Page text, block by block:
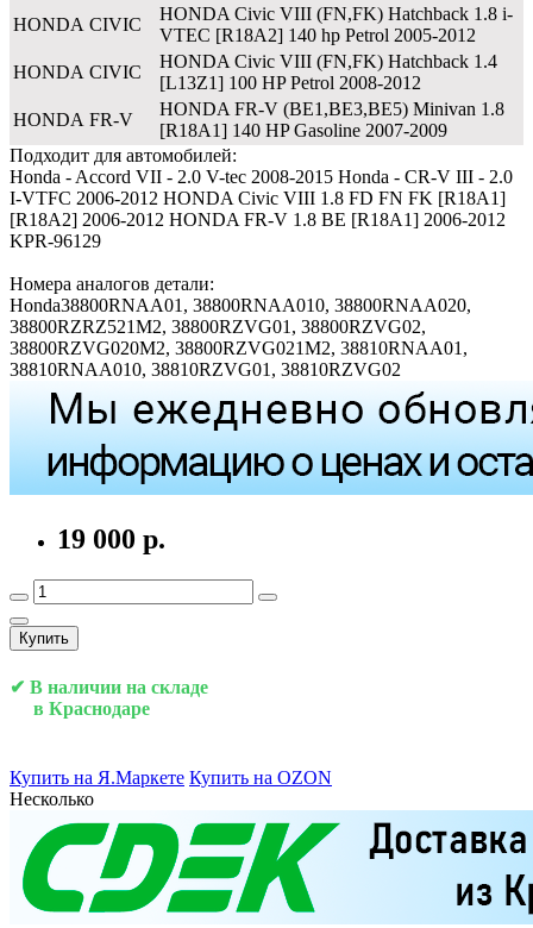
HONDA CIVIC
HONDA Civic VIII (FN,FK) Hatchback 1.8 i-
VTEC [R18A2] 140 hp Petrol 2005-2012
HONDA CIVIC
HONDA Civic VIII (FN,FK) Hatchback 1.4
[L13Z1] 100 HP Petrol 2008-2012
HONDA FR-V
HONDA FR-V (BE1,BE3,BE5) Minivan 1.8
[R18A1] 140 HP Gasoline 2007-2009
Подходит для автомобилей:
Honda - Accord VII - 2.0 V-tec 2008-2015 Honda - CR-V III - 2.0
I-VTFC 2006-2012 HONDA Civic VIII 1.8 FD FN FK [R18A1]
[R18A2] 2006-2012 HONDA FR-V 1.8 BE [R18A1] 2006-2012
KPR-96129
Номера аналогов детали:
Honda38800RNAA01, 38800RNAA010, 38800RNAA020,
38800RZRZ521M2, 38800RZVG01, 38800RZVG02,
38800RZVG020M2, 38800RZVG021M2, 38810RNAA01,
38810RNAA010, 38810RZVG01, 38810RZVG02
19 000 р.
Купить
✔ В наличии на складе
в Краснодаре
Купить на Я.Маркете Купить на OZON
Несколько